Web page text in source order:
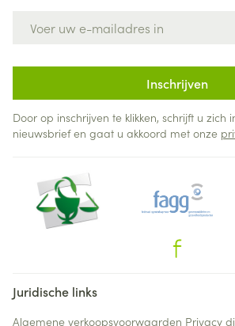
Inschrijven
Door op inschrijven te klikken, schrijft u zich
nieuwsbrief en gaat u akkoord met onze
Juridische links
Algemene verkoopsvoorwaarden Privacy